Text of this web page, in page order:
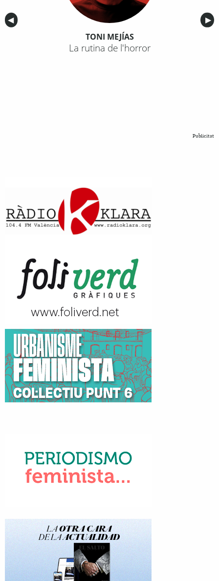
Anterior
◀︎ ▶︎
TONI MEJÍAS
La rutina de l'horror
Publicitat